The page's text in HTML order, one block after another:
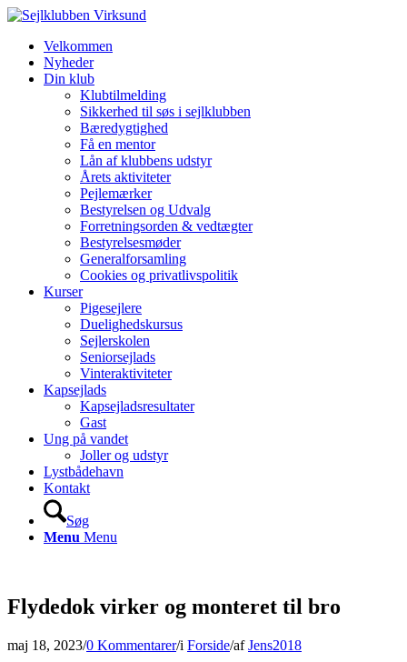
Velkommen
Nyheder
Din klub
Klubtilmelding
Sikkerhed til søs i sejlklubben
Bæredygtighed
Få en mentor
Lån af klubbens udstyr
Årets aktiviteter
Pejlemærker
Bestyrelsen og Udvalg
Forretningsorden & vedtægter
Bestyrelsesmøder
Generalforsamling
Cookies og privatlivspolitik
Kurser
Pigesejlere
Duelighedskursus
Sejlerskolen
Seniorsejlads
Vinteraktiviteter
Kapsejlads
Kapsejladsresultater
Gast
Ung på vandet
Joller og udstyr
Lystbådehavn
Kontakt
Søg
Menu Menu
Flydedok virker og monteret til bro
maj 18, 2023/0 Kommentarer/i Forside/afJens2018